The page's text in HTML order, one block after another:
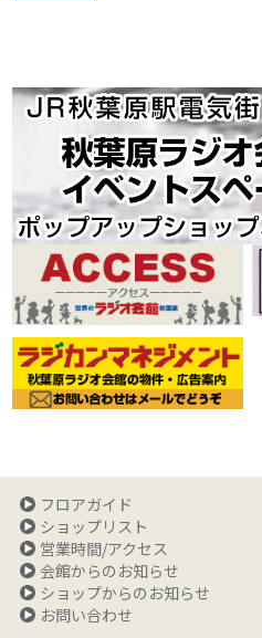
フロアガイド
ショップリスト
営業時間/アクセス
会館からのお知らせ
ショップからのお知らせ
お問い合わせ